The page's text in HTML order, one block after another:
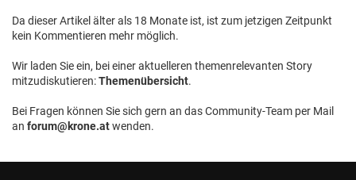
Da dieser Artikel älter als 18 Monate ist, ist zum jetzigen Zeitpunkt
kein Kommentieren mehr möglich.
Wir laden Sie ein, bei einer aktuelleren themenrelevanten Story
mitzudiskutieren:Themenübersicht.
Bei Fragen können Sie sich gern an das Community-Team per Mail
an forum@krone.atwenden.